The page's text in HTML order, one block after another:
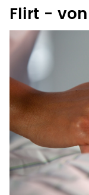
OHRENWEIDE
Flirt -